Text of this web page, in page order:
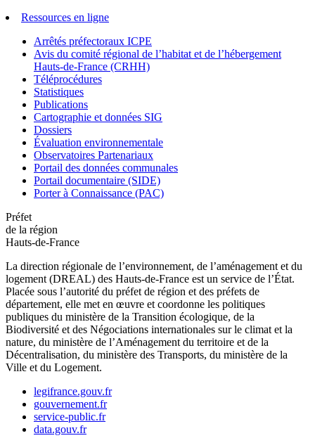
Ressources en ligne
Arrêtés préfectoraux ICPE
Avis du comité régional de l’habitat et de l’hébergement
Hauts-de-France (CRHH)
Téléprocédures
Statistiques
Publications
Cartographie et données SIG
Dossiers
Évaluation environnementale
Observatoires Partenariaux
Portail des données communales
Portail documentaire (SIDE)
Porter à Connaissance (PAC)
Préfet
de la région
Hauts-de-France
La direction régionale de l’environnement, de l’aménagement et du
logement (DREAL) des Hauts-de-France est un service de l’État.
Placée sous l’autorité du préfet de région et des préfets de
département, elle met en œuvre et coordonne les politiques
publiques du ministère de la Transition écologique, de la
Biodiversité et des Négociations internationales sur le climat et la
nature, du ministère de l’Aménagement du territoire et de la
Décentralisation, du ministère des Transports, du ministère de la
Ville et du Logement.
legifrance.gouv.fr
gouvernement.fr
service-public.fr
data.gouv.fr